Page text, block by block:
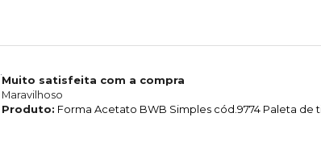
Muito satisfeita com a compra
Maravilhoso
Produto: Forma Acetato BWB Simples cód.9774 Paleta de